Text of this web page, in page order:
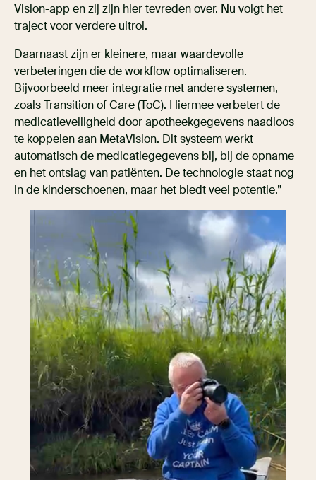
Vision-app en zij zijn hier tevreden over. Nu volgt het
traject voor verdere uitrol.
Daarnaast zijn er kleinere, maar waardevolle
verbeteringen die de workflow optimaliseren.
Bijvoorbeeld meer integratie met andere systemen,
zoals Transition of Care (ToC). Hiermee verbetert de
medicatieveiligheid door apotheekgegevens naadloos
te koppelen aan MetaVision. Dit systeem werkt
automatisch de medicatiegegevens bij, bij de opname
en het ontslag van patiënten. De technologie staat nog
in de kinderschoenen, maar het biedt veel potentie.”